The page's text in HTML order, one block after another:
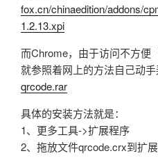
fox.cn/chinaedition/addons/
1.2.13.xpi
而Chrome，由于访问不方便
就参照着网上的方法自己动手
qrcode.rar
具体的安装方法就是：
1、更多工具->扩展程序
2、拖放文件qrcode.crx到扩